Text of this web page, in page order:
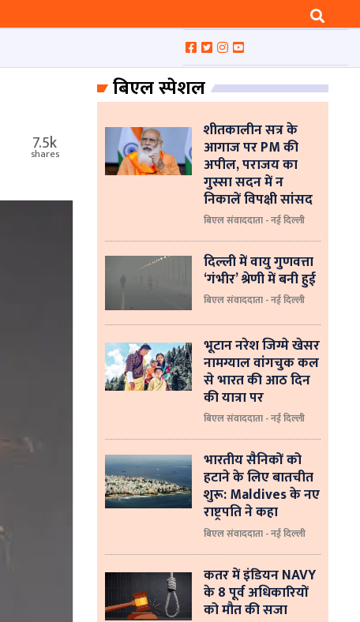
7.5k
shares
बिएल स्पेशल
शीतकालीन सत्र के
आगाज पर PM की
अपील, पराजय का
गुस्सा सदन में न
निकालें विपक्षी सांसद
बिएल संवाददाता - नई दिल्ली
दिल्ली में वायु गुणवत्ता
‘गंभीर’ श्रेणी में बनी हुई
बिएल संवाददाता - नई दिल्ली
भूटान नरेश जिग्मे खेसर
नामग्याल वांगचुक कल
से भारत की आठ दिन
की यात्रा पर
बिएल संवाददाता - नई दिल्ली
भारतीय सैनिकों को
हटाने के लिए बातचीत
शुरू: Maldives के नए
राष्ट्रपति ने कहा
बिएल संवाददाता - नई दिल्‍ली
कतर में इंडियन NAVY
के 8 पूर्व अधिकारियों
को मौत की सजा